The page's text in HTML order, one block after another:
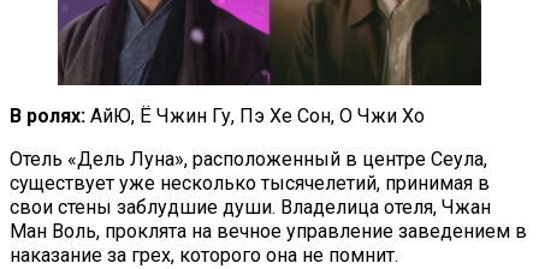
В ролях: АйЮ, Ё Чжин Гу, Пэ Хе Сон, О Чжи Хо
Отель «Дель Луна», расположенный в центре Сеула,
существует уже несколько тысячелетий, принимая в
свои стены заблудшие души. Владелица отеля, Чжан
Ман Воль, проклята на вечное управление заведением в
наказание за грех, которого она не помнит.